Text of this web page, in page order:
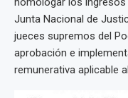
Junta Nacional de
jueces supremos del
aprobación e
remunerativa aplicable